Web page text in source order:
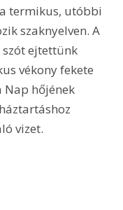
termikus, utóbbi
szaknyelven. A
ejtettünk
vékony fekete
Nap hőjének
vizet.